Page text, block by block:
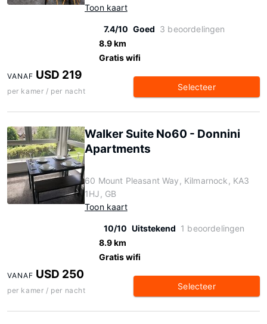
Toon kaart
7.4/10 Goed 3 beoordelingen
8.9 km
Gratis wifi
VANAF USD 219
per kamer / per nacht Selecteer
Walker Suite No60 - Donnini
Apartments
60 Mount Pleasant Way, Kilmarnock, KA3
1HJ, GB
Toon kaart
10/10 Uitstekend 1 beoordelingen
8.9 km
Gratis wifi
VANAF USD 250
per kamer / per nacht Selecteer